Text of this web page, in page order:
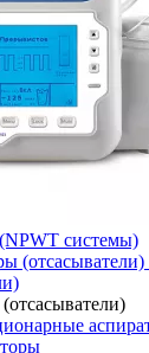
системы)